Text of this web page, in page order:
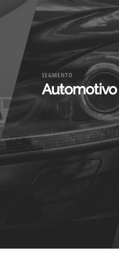
SEGMENTO
Automotivo